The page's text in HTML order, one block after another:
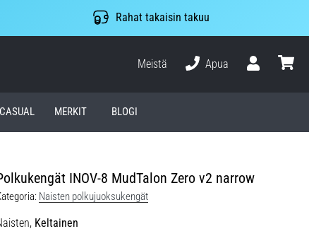
Rahat takaisin takuu
Meistä
Apua
CASUAL MERKIT BLOGI
INOV-8 MudTalon Zero v2 narrow
Naisten polkujuoksukengät
Keltainen